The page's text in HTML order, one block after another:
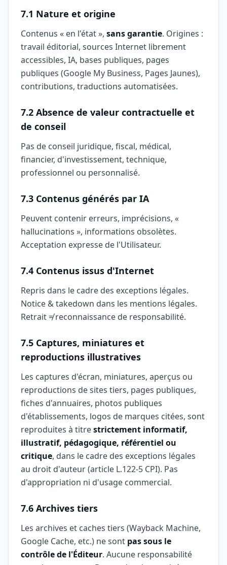
7.1 Nature et origine
Contenus « en l'état », sans garantie. Origines :
travail éditorial, sources Internet librement
accessibles, IA, bases publiques, pages
publiques (Google My Business, Pages Jaunes),
contributions, traductions automatisées.
7.2 Absence de valeur contractuelle et
de conseil
Pas de conseil juridique, fiscal, médical,
financier, d'investissement, technique,
professionnel ou personnalisé.
7.3 Contenus générés par IA
Peuvent contenir erreurs, imprécisions, «
hallucinations », informations obsolètes.
Acceptation expresse de l'Utilisateur.
7.4 Contenus issus d'Internet
Repris dans le cadre des exceptions légales.
Notice & takedown dans les mentions légales.
Retrait ≠ reconnaissance de responsabilité.
7.5 Captures, miniatures et
reproductions illustratives
Les captures d'écran, miniatures, aperçus ou
reproductions de sites tiers, pages publiques,
fiches d'annuaires, photos publiques
d'établissements, logos de marques citées, sont
reproduites à titrestrictement informatif,
illustratif, pédagogique, référentiel ou
critique, dans le cadre des exceptions légales
au droit d'auteur (article L.122-5 CPI). Pas
d'appropriation ni d'usage commercial.
7.6 Archives tiers
Les archives et caches tiers (Wayback Machine,
Google Cache, etc.) ne sont pas sous le
contrôle de l'Éditeur. Aucune responsabilité